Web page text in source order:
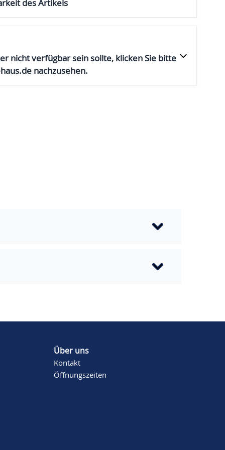
des Artikels
nicht verfügbar sein sollte, klicken Sie bitte
nachzusehen.
Über uns
Kontakt
Öffnungszeiten